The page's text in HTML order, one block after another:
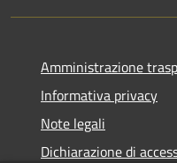
Amministrazione
Informativa privacy
Note legali
Dichiarazione di